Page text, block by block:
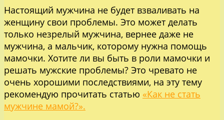
Настоящий мужчина не будет взваливать на
женщину свои проблемы. Это может делать
только незрелый мужчина, вернее даже не
мужчина, а мальчик, которому нужна помощь
мамочки. Хотите ли вы быть в роли мамочки и
решать мужские проблемы? Это чревато не
очень хорошими последствиями, на эту тему
рекомендую прочитать статью «Как не стать
мужчине мамой?».